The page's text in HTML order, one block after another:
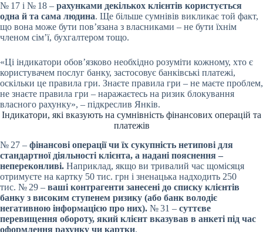
№ 17 і № 18 – рахунками декількох клієнтів користується
одна й та сама людина. Ще більше сумнівів викликає той факт,
що вона може бути пов’язана з власниками – не бути їхнім
членом сім’ї, бухгалтером тощо.
«Ці індикатори обов’язково необхідно розуміти кожному, хто є
користувачем послуг банку, застосовує банківські платежі,
оскільки це правила гри. Знаєте правила гри – не маєте проблем,
не знаєте правила гри – наражаєтесь на ризик блокування
власного рахунку», – підкреслив Янків.
Індикатори, які вказують на сумнівність фінансових операцій та
платежів
№ 27 – фінансові операції чи їх сукупність нетипові для
стандартної діяльності клієнта, а надані пояснення –
непереконливі. Наприклад, якщо ви тривалий час щомісяця
отримуєте на картку 50 тис. грн і зненацька надходить 250
тис. № 29 – ваші контрагенти занесені до списку клієнтів
банку з високим ступенем ризику (або банк володіє
негативною інформацією про них). № 31 – суттєве
перевищення обороту, який клієнт вказував в анкеті під час
оформлення рахунку чи картки.